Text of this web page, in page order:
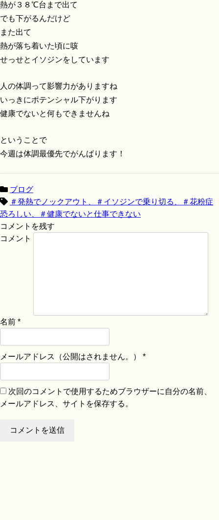
熱が３８℃台まで出て
でも下がるんだけど
また出て
熱が落ち着いた頃に咳
せっせとイソジンをしています
人の体調って影響力がありますね
いっきにポテンシャル下がります
健康でないと何もできませんね
ということで
今週は体調最優先でがんばります！
ブログ
＃発熱でノックアウト、＃イソジンで乗り切る、＃花粉症
恐ろしい、＃健康でないと仕事できない
コメントを残す
コメント
名前 *
メールアドレス（公開はされません。） *
次回のコメントで使用するためブラウザーに自分の名前、
メールアドレス、サイトを保存する。